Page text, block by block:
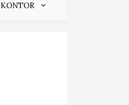
KONTOR